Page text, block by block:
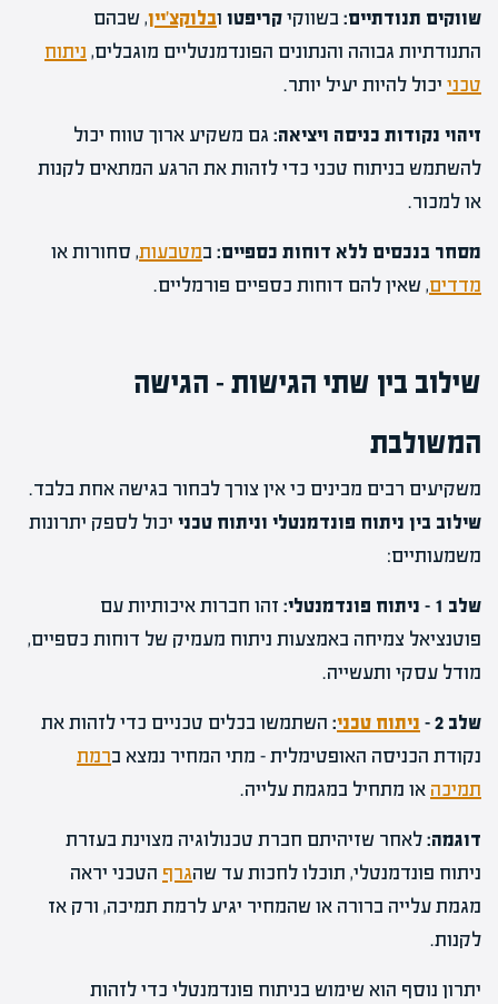
שווקים תנודתיים: בשווקיקריפטו ובלוקצ'יין, שבהם
התנודתיות גבוהה והנתונים הפונדמנטליים מוגבלים, ניתוח
טכני יכול להיות יעיל יותר.
זיהוי נקודות כניסה ויציאה: גם משקיע ארוך טווח יכול
להשתמש בניתוח טכני כדי לזהות את הרגע המתאים לקנות
או למכור.
מסחר בנכסים ללא דוחות כספיים: במטבעות, סחורות או
מדדים, שאין להם דוחות כספיים פורמליים.
שילוב בין שתי הגישות – הגישה
המשולבת
משקיעים רבים מבינים כי אין צורך לבחור בגישה אחת בלבד.
שילוב בין ניתוח פונדמנטלי וניתוח טכני יכול לספק יתרונות
משמעותיים:
שלב 1 – ניתוח פונדמנטלי:
זהו חברות איכותיות עם
פוטנציאל צמיחה באמצעות ניתוח מעמיק של דוחות כספיים,
מודל עסקי ותעשייה.
שלב 2 – ניתוח טכני: השתמשו בכלים טכניים כדי לזהות את
נקודת הכניסה האופטימלית – מתי המחיר נמצא ברמת
תמיכה או מתחיל במגמת עלייה.
דוגמה:לאחר שזיהיתם חברת טכנולוגיה מצוינת בעזרת
ניתוח פונדמנטלי, תוכלו לחכות עד שהגרף הטכני יראה
מגמת עלייה ברורה או שהמחיר יגיע לרמת תמיכה, ורק אז
לקנות.
יתרון נוסף הוא שימוש בניתוח פונדמנטלי כדי לזהות